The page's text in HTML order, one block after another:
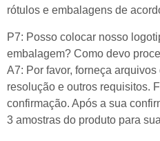
rótulos e embalagens de
P7: Posso colocar nosso
embalagem? Como devo
A7: Por favor, forneça
resolução e outros requisitos.
confirmação. Após a sua
3 amostras do produto para